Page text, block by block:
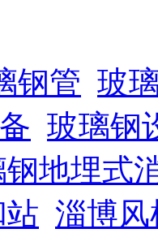
钢管 玻
玻璃钢
地埋式
淄博风